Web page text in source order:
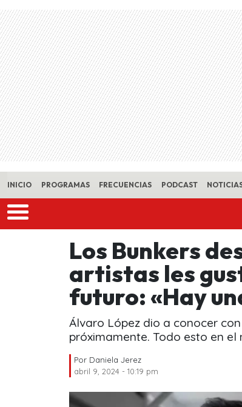
Skip to main content
INICIO PROGRAMAS FRECUENCIAS PODCAST
Los Bunkers
artistas les
futuro: «Hay
Álvaro López dio a conocer
próximamente. Todo esto en el
Por Daniela Jerez
abril 9, 2024 - 10:19 pm